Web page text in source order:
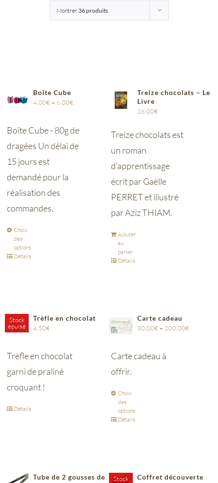
Montrer 36 produits
Boîte Cube
4,00€ – 6,00€
Boîte Cube - 80g de
dragées Un délai de
15 jours est
demandé pour la
réalisation des
commandes.
Choix
des
options
Détails
Treize chocolats – Le
Livre
18,00€
Treize chocolats est
un roman
d'apprentissage
écrit par Gaëlle
PERRET et illustré
par Aziz THIAM.
Ajouter
au
panier
Détails
Stock
épuisé
Trèfle en chocolat
4,50€
Trèfle en chocolat
garni de praliné
croquant !
Détails
Carte cadeau
30,00€ – 200,00€
Carte cadeau à
offrir.
Choix
des
options
Détails
Tube de 2 gousses de
Stock
Coffret découverte